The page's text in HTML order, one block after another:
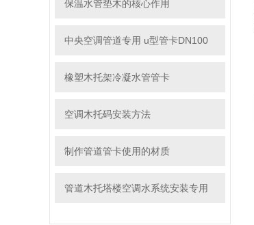
保温水管垫木的核心作用
中央空调管道专用 u型管卡DN100
橡塑木托架冷凝水管管卡
空调木托码安装方法
制作管道管卡使用的材质
管道木托塔楼空调水系统安装专用